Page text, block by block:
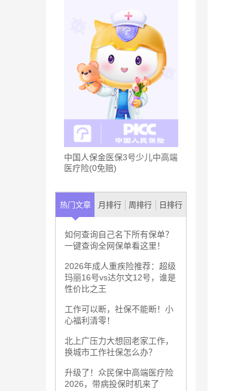
中国人保金医保3号少儿中高端
医疗险(0免赔)
热门文章 月排行 周排行 日排行
如何查询自己名下所有保单？
一键查询全网保单看这里！
2026年成人重疾险推荐：超级
玛丽16号vs达尔文12号，谁是
性价比之王
工作可以断，社保不能断！小
心福利清零！
北上广压力大想回老家工作，
换城市工作社保怎么办？
升级了！众民保中高端医疗险
2026，带病投保时机来了